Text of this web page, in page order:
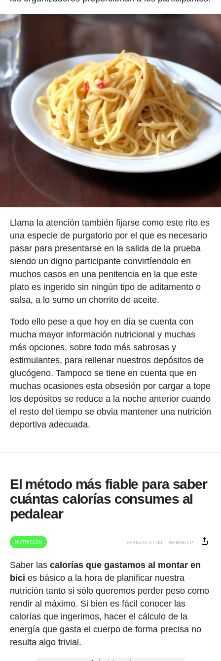
Llama la atención también fijarse como este rito es
una especie de purgatorio por el que es necesario
pasar para presentarse en la salida de la prueba
siendo un digno participante convirtíendolo en
muchos casos en una penitencia en la que este
plato es ingerido sin ningún tipo de aditamento o
salsa, a lo sumo un chorrito de aceite.
Todo ello pese a que hoy en día se cuenta con
mucha mayor información nutricional y muchas
más opciones, sobre todo más sabrosas y
estimulantes, para rellenar nuestros depósitos de
glucógeno. Tampoco se tiene en cuenta que en
muchas ocasiones esta obsesión por cargar a tope
los depósitos se reduce a la noche anterior cuando
el resto del tiempo se obvia mantener una nutrición
deportiva adecuada.
El método más fiable para saber
cuántas calorías consumes al
pedalear
NUTRICIÓN 29/06/26 07:00 SERGIO P.
Saber las calorías que gastamos al montar en
bici es básico a la hora de planificar nuestra
nutrición tanto si sólo queremos perder peso como
rendir al máximo. Si bien es fácil conocer las
calorías que ingerimos, hacer el cálculo de la
energía que gasta el cuerpo de forma precisa no
resulta algo trivial.